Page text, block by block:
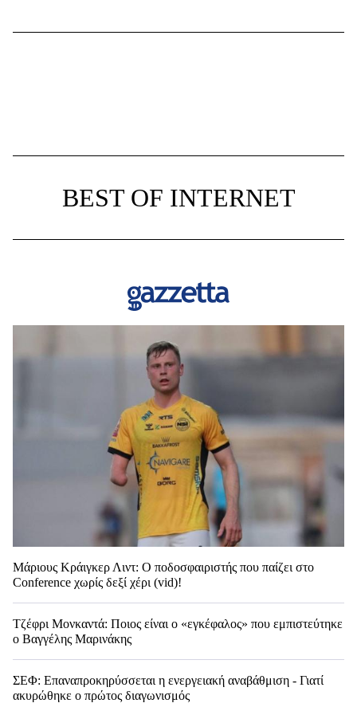
BEST OF INTERNET
Μάριους Κράιγκερ Λιντ: Ο ποδοσφαιριστής που παίζει στο
Conference χωρίς δεξί χέρι (vid)!
Τζέφρι Μονκαντά: Ποιος είναι ο «εγκέφαλος» που εμπιστεύτηκε
ο Βαγγέλης Μαρινάκης
ΣΕΦ: Επαναπροκηρύσσεται η ενεργειακή αναβάθμιση - Γιατί
ακυρώθηκε ο πρώτος διαγωνισμός